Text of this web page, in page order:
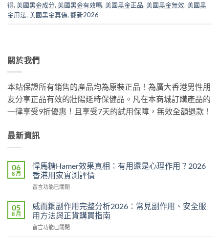
得, 美國黑金成分, 美國黑金有效嗎, 美國黑金正品, 美國黑金無效, 美國黑
金用法, 美國黑金真偽, 翻新2026
關於我們
本站保證所有銷售的產品均為原裝正品！為廣大香港男性朋
友分享正品有效的壯陽延時保健品。凡在本商城訂購產品的
一律享受9折優惠！且享受7天的試用保障，無效全額退款！
最新資訊
06
8 月
悍馬糖Hamer效果真相：有用還是心理作用？2026
香港用家實測評價
在
馬
糖
Hamer
效
留言功能已關閉
05
8 月
威而鋼副作用完整分析2026：常見副作用、安全服
用方法與正貨購買指南
在
留言功能已關閉